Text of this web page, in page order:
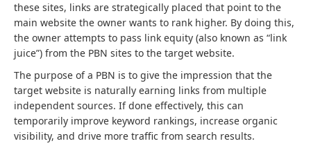
these sites, links are strategically placed that point to the
main website the owner wants to rank higher. By doing this,
the owner attempts to pass link equity (also known as “link
juice”) from the PBN sites to the target website.
The purpose of a PBN is to give the impression that the
target website is naturally earning links from multiple
independent sources. If done effectively, this can
temporarily improve keyword rankings, increase organic
visibility, and drive more traffic from search results.